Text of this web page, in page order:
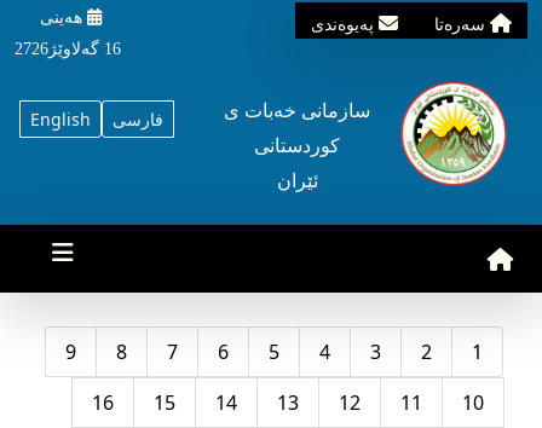
سه‌ره‌تا په‌یوه‌ندی
هه‌ینی
16 گه‌لاوێژ2726
English فارسی
سازمانی خه‌بات ی
کوردستانی
ئێران
1
2
3
4
5
6
7
8
9
10
11
12
13
14
15
16